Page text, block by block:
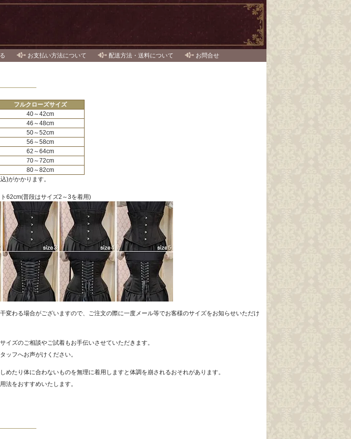
お支払い方法について 配送方法・送料について お問合せ
フルクローズサイズ
40～42cm
46～48cm
50～52cm
56～58cm
62～64cm
70～72cm
80～82cm
)がかかります。
62cm(普段はサイズ2～3を着用)
変わる場合がございますので、ご注文の際に一度メール等でお客様のサイズをお知らせいただけ
イズのご相談やご試着もお手伝いさせていただきます。
ッフへお声がけください。
めたり体に合わないものを無理に着用しますと体調を崩されるおそれがあります。
法をおすすめいたします。